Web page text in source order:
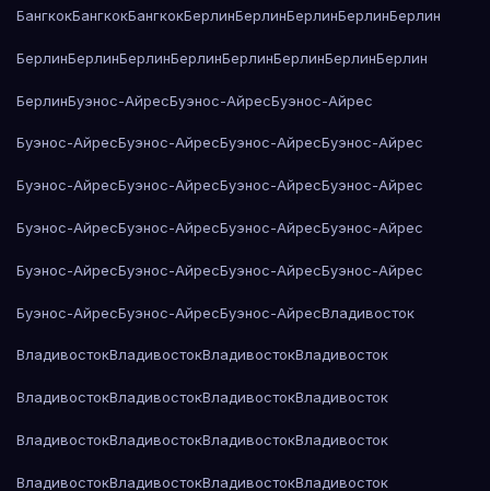
БангкокБангкокБангкокБерлинБерлинБерлинБерлинБерлин
БерлинБерлинБерлинБерлинБерлинБерлинБерлинБерлин
БерлинБуэнос-АйресБуэнос-АйресБуэнос-Айрес
Буэнос-АйресБуэнос-АйресБуэнос-АйресБуэнос-Айрес
Буэнос-АйресБуэнос-АйресБуэнос-АйресБуэнос-Айрес
Буэнос-АйресБуэнос-АйресБуэнос-АйресБуэнос-Айрес
Буэнос-АйресБуэнос-АйресБуэнос-АйресБуэнос-Айрес
Буэнос-АйресБуэнос-АйресБуэнос-АйресВладивосток
ВладивостокВладивостокВладивостокВладивосток
ВладивостокВладивостокВладивостокВладивосток
ВладивостокВладивостокВладивостокВладивосток
ВладивостокВладивостокВладивостокВладивосток